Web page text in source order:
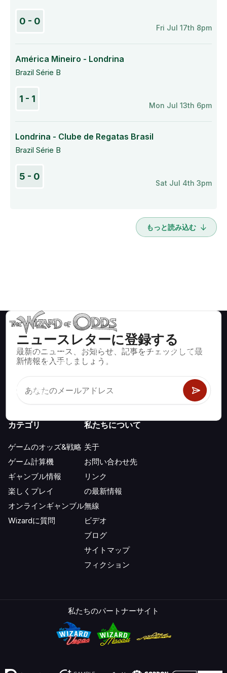
0 - 0
Fri Jul 17th 8pm
América Mineiro - Londrina
Brazil Série B
1 - 1
Mon Jul 13th 6pm
Londrina - Clube de Regatas Brasil
Brazil Série B
5 - 0
Sat Jul 4th 3pm
もっと読み込む
ニュースレターに登録する
最新のニュース、お知らせ、記事をチェックして最
新情報を入手しましょう。
ブラックジャック、クラップス、ルーレットなど、数百種類の
カジノゲームで数学的に正しい戦略と情報。
カテゴリ
ゲームのオッズ&戦略
ゲーム計算機
ギャンブル情報
楽しくプレイ
オンラインギャンブル
Wizardに質問
私たちについて
关于
お問い合わせ先
リンク
の最新情報
無線
ビデオ
ブログ
サイトマップ
フィクション
私たちのパートナーサイト